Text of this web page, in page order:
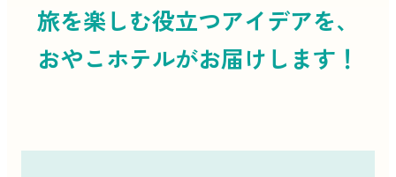
旅を楽しむ役立つアイデアを、
おやこホテルがお届けします！